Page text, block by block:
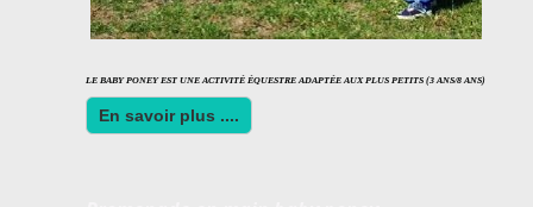
LE BABY PONEY EST UNE ACTIVITÉ ÉQUESTRE ADAPTÉE AUX PLUS PETITS (3 ANS/8 ANS)
En savoir plus ....